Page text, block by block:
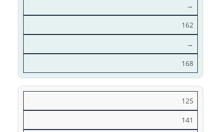
→
162
→
168
125
141